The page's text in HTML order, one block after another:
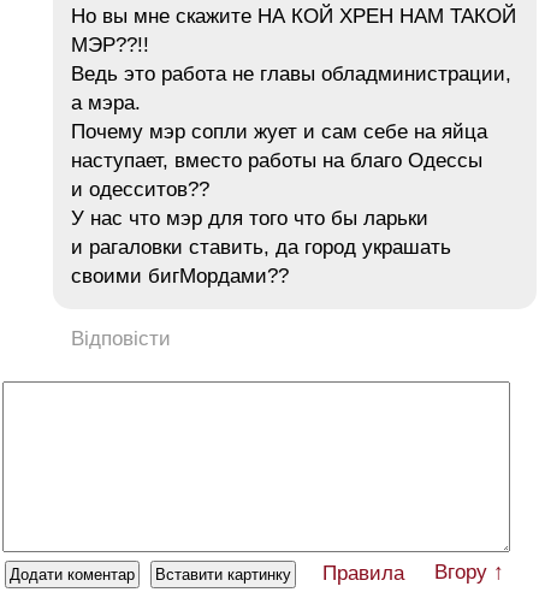
Но вы мне скажите НА КОЙ ХРЕН НАМ ТАКОЙ
МЭР??!!
Ведь это работа не главы обладминистрации,
а мэра.
Почему мэр сопли жует и сам себе на яйца
наступает, вместо работы на благо Одессы
и одесситов??
У нас что мэр для того что бы ларьки
и рагаловки ставить, да город украшать
своими бигМордами??
Відповісти
Правила Вгору ↑